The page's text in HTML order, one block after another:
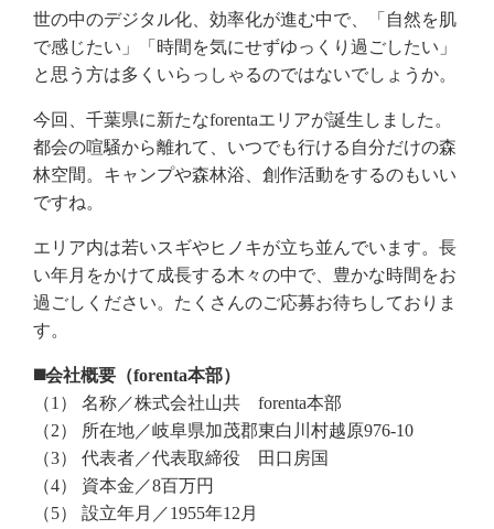
世の中のデジタル化、効率化が進む中で、「自然を肌
で感じたい」「時間を気にせずゆっくり過ごしたい」
と思う方は多くいらっしゃるのではないでしょうか。
今回、千葉県に新たなforentaエリアが誕生しました。
都会の喧騒から離れて、いつでも行ける自分だけの森
林空間。キャンプや森林浴、創作活動をするのもいい
ですね。
エリア内は若いスギやヒノキが立ち並んでいます。長
い年月をかけて成長する木々の中で、豊かな時間をお
過ごしください。たくさんのご応募お待ちしておりま
す。
◼️会社概要（forenta本部）
（1） 名称／株式会社山共 forenta本部
（2） 所在地／岐阜県加茂郡東白川村越原976-10
（3） 代表者／代表取締役 田口房国
（4） 資本金／8百万円
（5） 設立年月／1955年12月